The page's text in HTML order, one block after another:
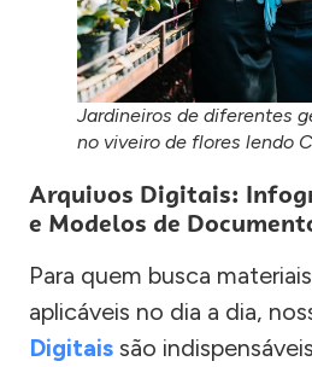
Jardineiros de diferentes
no viveiro de flores lendo
Arquivos Digitais:
e Modelos de
Para quem busca
aplicáveis no dia a dia,
Digitais são